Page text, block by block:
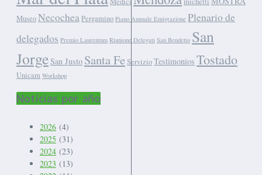
MuseoNecocheaPergamino Piano Annuale Emigrazione Plenario de
delegados Premio Laurentum Riunione Delegati San Bendetto San
JorgeSan Justo Santa FeServizioTestimonios Tostado
Unicam Workshop
Noticias por año
2026 (4)
2025 (31)
2024 (23)
2023 (13)